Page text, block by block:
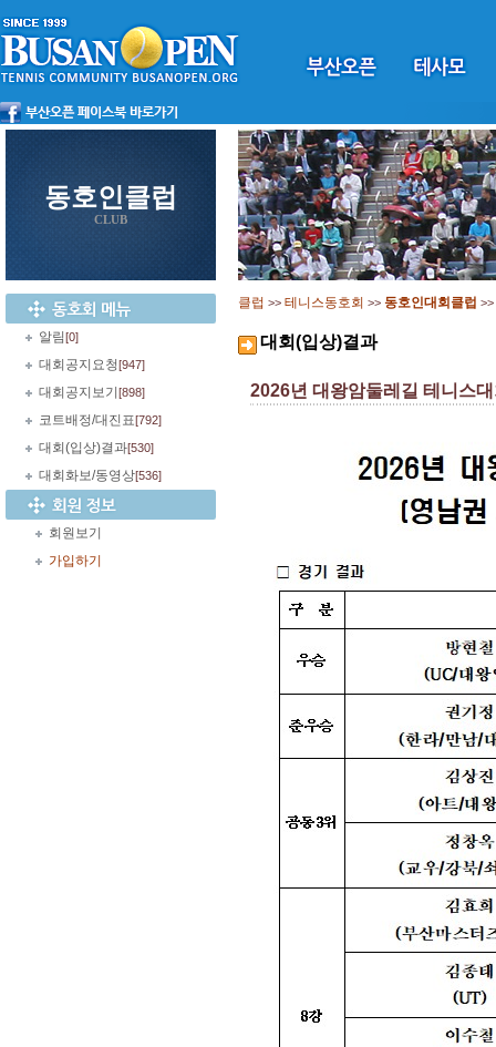
동호인클럽
CLUB
알림[0]
대회공지요청[947]
대회공지보기 [898]
코트배정/대진표[792]
대회(입상)결과[530]
대회화보/동영상[536]
회원보기
가입하기
클럽 >> 테니스동호회 >> 동호인대회클럽 >>
대회(입상)결과
2026년 대왕암둘레길 테니스